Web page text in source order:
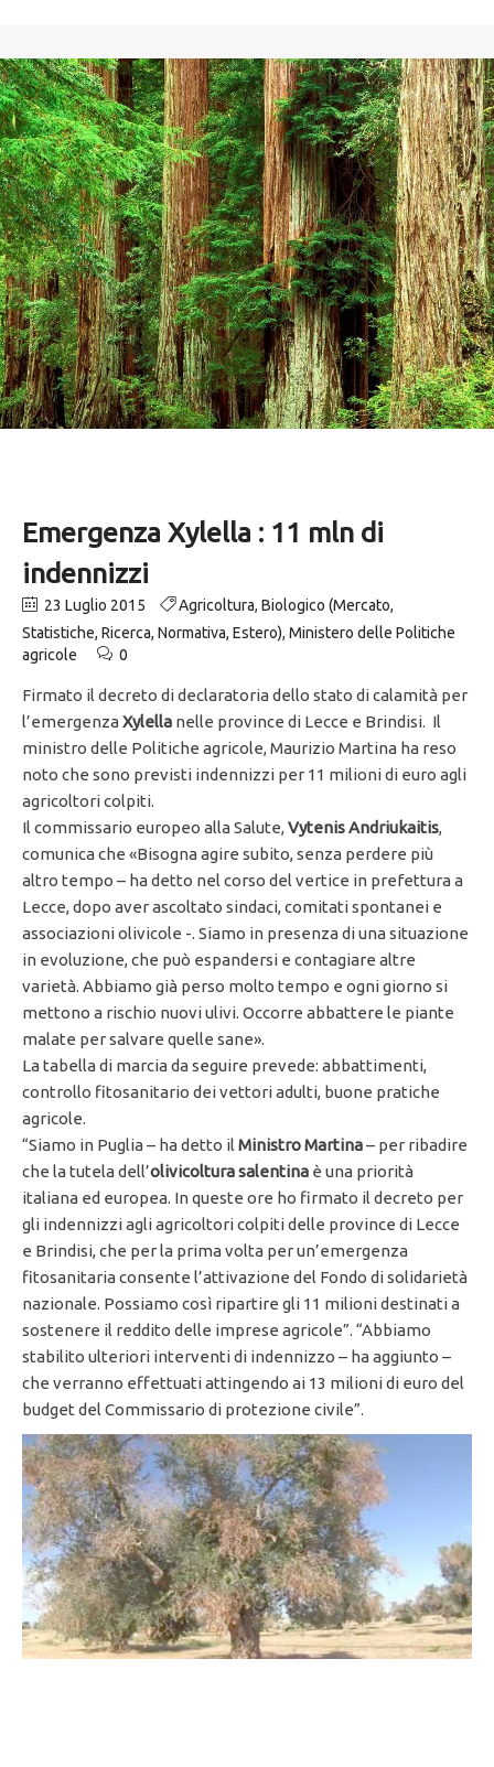
Emergenza Xylella : 11 mln di
indennizzi
23 Luglio 2015 Agricoltura, Biologico (Mercato,
Statistiche, Ricerca, Normativa, Estero), Ministero delle Politiche
agricole
0
Firmato il decreto di declaratoria dello stato di calamità per
l’emergenzaXylella nelle province di Lecce e Brindisi. Il
ministro delle Politiche agricole, Maurizio Martina ha reso
noto che sono previsti indennizzi per 11 milioni di euro agli
agricoltori colpiti.
Il commissario europeo alla Salute,Vytenis Andriukaitis,
comunica che «Bisogna agire subito, senza perdere più
altro tempo – ha detto nel corso del vertice in prefettura a
Lecce, dopo aver ascoltato sindaci, comitati spontanei e
associazioni olivicole -. Siamo in presenza di una situazione
in evoluzione, che può espandersi e contagiare altre
varietà. Abbiamo già perso molto tempo e ogni giorno si
mettono a rischio nuovi ulivi. Occorre abbattere le piante
malate per salvare quelle sane».
La tabella di marcia da seguire prevede: abbattimenti,
controllo fitosanitario dei vettori adulti, buone pratiche
agricole.
“Siamo in Puglia – ha detto il Ministro Martina– per ribadire
che la tutela dell’olivicoltura salentina è una priorità
italiana ed europea. In queste ore ho firmato il decreto per
gli indennizzi agli agricoltori colpiti delle province di Lecce
e Brindisi, che per la prima volta per un’emergenza
fitosanitaria consente l’attivazione del Fondo di solidarietà
nazionale. Possiamo così ripartire gli 11 milioni destinati a
sostenere il reddito delle imprese agricole”. “Abbiamo
stabilito ulteriori interventi di indennizzo – ha aggiunto –
che verranno effettuati attingendo ai 13 milioni di euro del
budget del Commissario di protezione civile”.